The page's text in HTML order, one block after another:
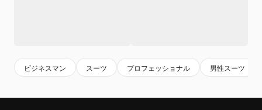
ビジネスマン スーツ プロフェッショナル 男性スーツ